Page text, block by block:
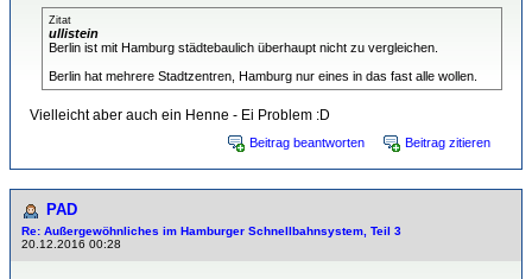
Zitat
ullistein
Berlin ist mit Hamburg städtebaulich überhaupt nicht zu vergleichen.
Berlin hat mehrere Stadtzentren, Hamburg nur eines in das fast alle wollen.
Vielleicht aber auch ein Henne - Ei Problem :D
Beitrag beantworten Beitrag zitieren
PAD
Re: Außergewöhnliches im Hamburger Schnellbahnsystem, Teil 3
20.12.2016 00:28